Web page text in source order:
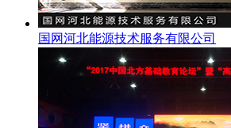
国网河北能源技术服务有限公司